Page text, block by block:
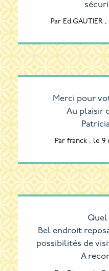
Par Ed GAUTIER
Merci pour
Au plaisir
Par franck , le 9
Quel
Bel endroit
possibilités de
A